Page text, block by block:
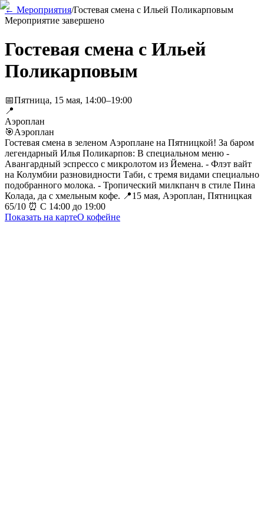
← Мероприятия/Гостевая смена с Ильей Поликарповым
Мероприятие завершено
Гостевая смена с Ильей
Поликарповым
📅Пятница, 15 мая, 14:00–19:00
📍
Аэроплан
🎯Аэроплан
Гостевая смена в зеленом Аэроплане на Пятницкой! За баром
легендарный Илья Поликарпов: В специальном меню -
Авангардный эспрессо с микролотом из Йемена. - Флэт вайт
на Колумбии разновидности Таби, с тремя видами специально
подобранного молока. - Тропический милкпанч в стиле Пина
Колада, да с хмельным кофе. 📍15 мая, Аэроплан, Пятницкая
65/10 ⏰ С 14:00 до 19:00
Показать на картеО кофейне